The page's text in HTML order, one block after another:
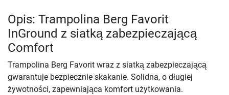
Opis: Trampolina Berg Favorit
InGround z siatką zabezpieczającą
Comfort
Trampolina Berg Favorit wraz z siatką zabezpieczającą
gwarantuje bezpiecznie skakanie. Solidna, o długiej
żywotności, zapewniająca komfort użytkowania.